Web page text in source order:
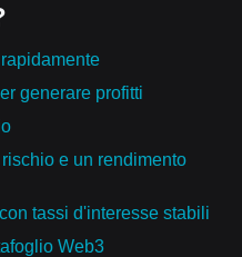
generare profitti
e un rendimento
tassi d'interesse stabili
Web3